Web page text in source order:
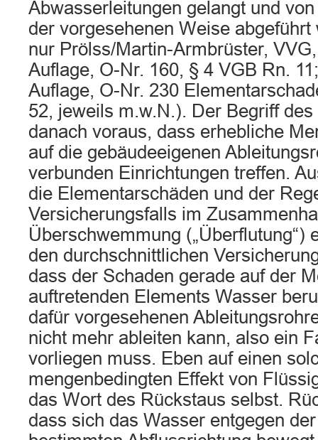
Abwasserleitungen gelangt und
der vorgesehenen Weise
nur Prölss/Martin-Armbrüster,
Auflage, O-Nr. 160, § 4 VGB Rn.
Auflage, O-Nr. 230
52, jeweils m.w.N.). Der Begriff
danach voraus, dass erhebliche
auf die gebäudeeigenen
verbunden Einrichtungen treffen.
die Elementarschäden und der
Versicherungsfalls im
Überschwemmung („Überflutung“)
den durchschnittlichen
dass der Schaden gerade auf der
auftretenden Elements Wasser
dafür vorgesehenen
nicht mehr ableiten kann, also ein
vorliegen muss. Eben auf einen
mengenbedingten Effekt von
das Wort des Rückstaus selbst.
dass sich das Wasser entgegen